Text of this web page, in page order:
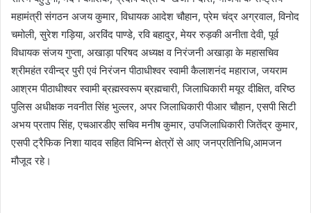
महामंत्री संगठन अजय कुमार, विधायक आदेश चौहान, प्रेम चंद्र अग्रवाल, विनोद
चमोली, सुरेश गड़िया, अरविंद पाण्डे, रवि बहादुर, मेयर रुड़की अनीता देवी, पूर्व
विधायक संजय गुप्ता, अखाड़ा परिषद अध्यक्ष व निरंजनी अखाड़ा के महासचिव
श्रीमहंत रवीन्द्र पुरी एवं निरंजन पीठाधीश्वर स्वामी कैलाशनंद महाराज, जयराम
आश्रम पीठाधीश्वर स्वामी ब्रह्मस्वरूप ब्रह्मचारी, जिलाधिकारी मयूर दीक्षित, वरिष्ठ
पुलिस अधीक्षक नवनीत सिंह भुल्लर, अपर जिलाधिकारी पीआर चौहान, एसपी सिटी
अभय प्रताप सिंह, एचआरडीए सचिव मनीष कुमार, उपजिलाधिकारी जितेंद्र कुमार,
एसपी ट्रैफिक निशा यादव सहित विभिन्न क्षेत्रों से आए जनप्रतिनिधि,आमजन
मौजूद रहे।